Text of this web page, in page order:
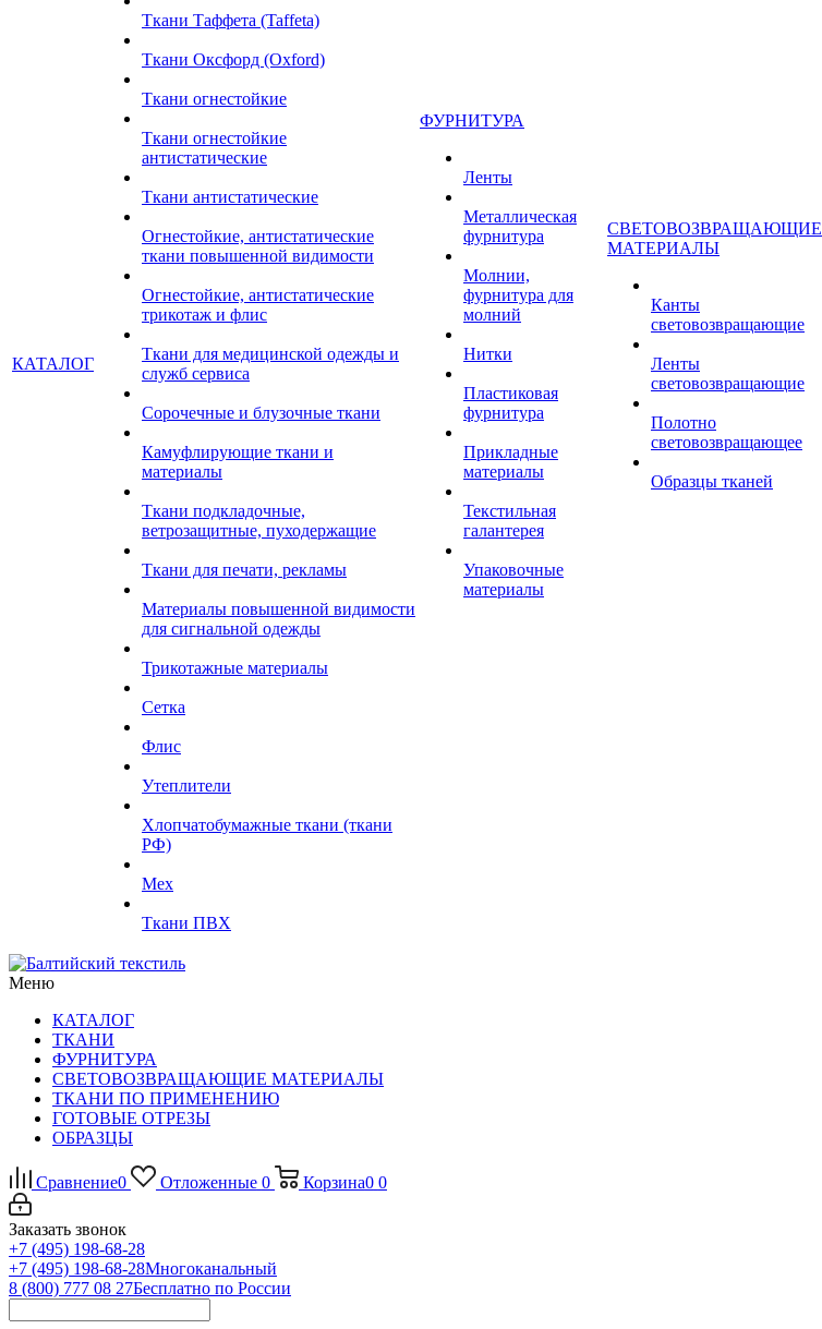
КАТАЛОГ
Ткани Таффета (Taffeta)
Ткани Оксфорд (Oxford)
Ткани огнестойкие
Ткани огнестойкие
антистатические
Ткани антистатические
Огнестойкие, антистатические
ткани повышенной видимости
Огнестойкие, антистатические
трикотаж и флис
Ткани для медицинской одежды и
служб сервиса
Сорочечные и блузочные ткани
Камуфлирующие ткани и
материалы
Ткани подкладочные,
ветрозащитные, пуходержащие
Ткани для печати, рекламы
Материалы повышенной видимости
для сигнальной одежды
Трикотажные материалы
Сетка
Флис
Утеплители
Хлопчатобумажные ткани (ткани
РФ)
Мех
Ткани ПВХ
ФУРНИТУРА
Ленты
Металлическая
фурнитура
Молнии,
фурнитура для
молний
Нитки
Пластиковая
фурнитура
Прикладные
материалы
Текстильная
галантерея
Упаковочные
материалы
СВЕТОВОЗВРАЩАЮЩИЕ
МАТЕРИАЛЫ
Канты
световозвращающие
Ленты
световозвращающие
Полотно
световозвращающее
Образцы тканей
Меню
КАТАЛОГ
ТКАНИ
ФУРНИТУРА
СВЕТОВОЗВРАЩАЮЩИЕ МАТЕРИАЛЫ
ТКАНИ ПО ПРИМЕНЕНИЮ
ГОТОВЫЕ ОТРЕЗЫ
ОБРАЗЦЫ
Сравнение0 Отложенные 0 Корзина0 0
Заказать звонок
+7 (495) 198-68-28
+7 (495) 198-68-28Многоканальный
8 (800) 777 08 27Бесплатно по России